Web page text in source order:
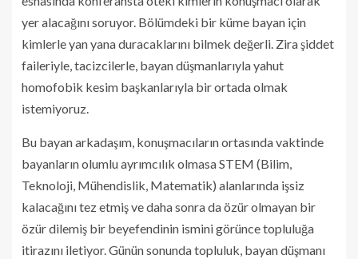
yer alacağını soruyor. Bölümdeki bir küme bayan için
kimlerle yan yana duracaklarını bilmek değerli. Zira şiddet
faileriyle, tacizcilerle, bayan düşmanlarıyla yahut
homofobik kesim başkanlarıyla bir ortada olmak
istemiyoruz.
Bu bayan arkadaşım, konuşmacıların ortasında vaktinde
bayanların olumlu ayrımcılık olmasa STEM (Bilim,
Teknoloji, Mühendislik, Matematik) alanlarında işsiz
kalacağını tez etmiş ve daha sonra da özür olmayan bir
özür dilemiş bir beyefendinin ismini görünce topluluğa
itirazını iletiyor. Günün sonunda topluluk, bayan düşmanı